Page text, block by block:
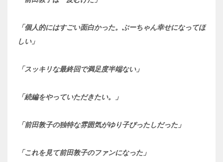
「個人的にはすごい面白かった。ぶーちゃん幸せになってほ
しい」
「スッキリな最終回で満足度半端ない」
「続編をやっていただきたい。」
「前田敦子の独特な雰囲気がゆり子ぴったしだった」
「これを見て前田敦子のファンになった」